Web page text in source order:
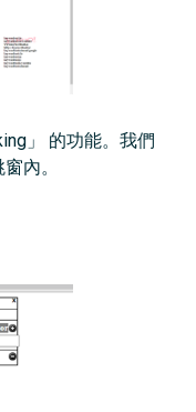
」 的功能。我們
內。